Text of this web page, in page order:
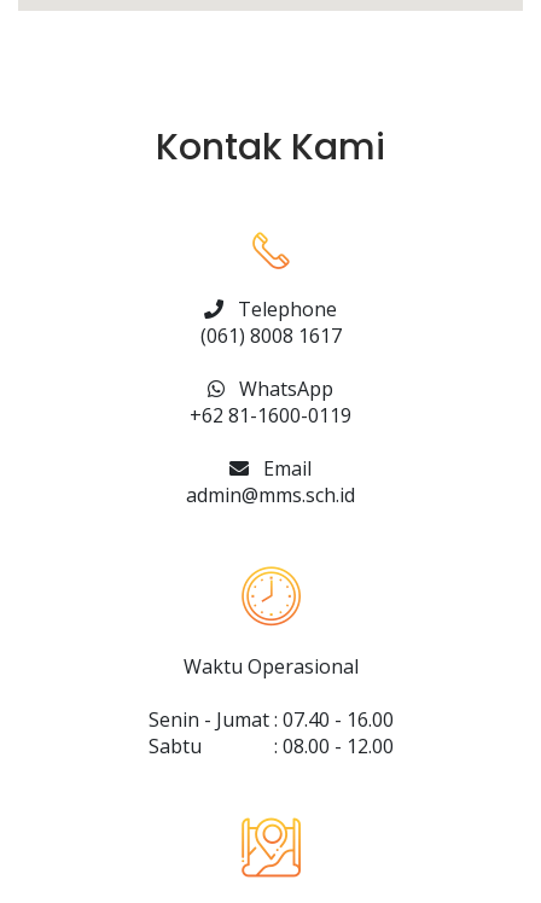
Kontak Kami
Telephone
(061) 8008 1617
WhatsApp
+62 81-1600-0119
Email
admin@mms.sch.id
Waktu Operasional
Senin - Jumat : 07.40 - 16.00
Sabtu
: 08.00 - 12.00